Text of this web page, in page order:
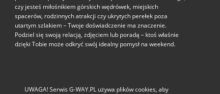
czy jesteś miłośnikiem górskich wędrówek, miejskich
spacerów, rodzinnych atrakcji czy ukrytych perełek poza
utartym szlakiem – Twoje doświadczenie ma znaczenie.
Podziel się swoją relacją, zdjęciem lub poradą – ktoś właśnie
dzięki Tobie może odkryć swój idealny pomysł na weekend.
UWAGA! Serwis G-WAY.PL używa plików cookies, aby